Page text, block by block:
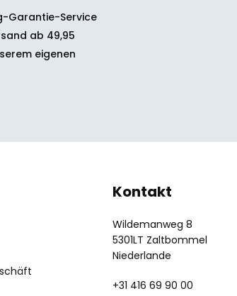
Garantie-Service
ab 49,95
eigenen
Kontakt
Wildemanweg 8
5301LT Zaltbommel
Niederlande
+31 416 69 90 00